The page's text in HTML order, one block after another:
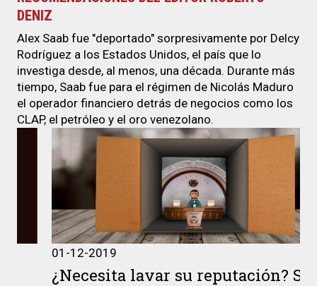
DENIZ
Alex Saab fue "deportado" sorpresivamente por Delcy
Rodríguez a los Estados Unidos, el país que lo
investiga desde, al menos, una década. Durante más
tiempo, Saab fue para el régimen de Nicolás Maduro
el operador financiero detrás de negocios como los
CLAP, el petróleo y el oro venezolano.
01-12-2019
¿Necesita lavar su reputación? Se